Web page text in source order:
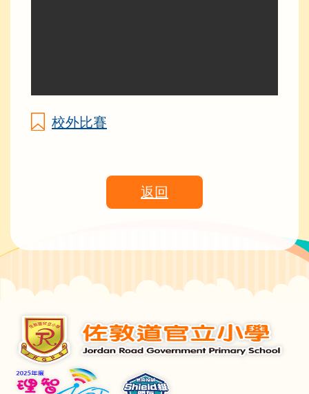
校外比賽
返回